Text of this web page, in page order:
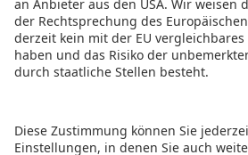
PRESSEMITTEILUNG ALS PDF